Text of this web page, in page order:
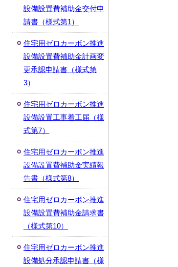
設備設置費補助金交付申
請書（様式第1）
住宅用ゼロカーボン推進
設備設置費補助金計画変
更承認申請書（様式第
3）
住宅用ゼロカーボン推進
設備設置工事着工届（様
式第7）
住宅用ゼロカーボン推進
設備設置費補助金実績報
告書（様式第8）
住宅用ゼロカーボン推進
設備設置費補助金請求書
（様式第10）
住宅用ゼロカーボン推進
設備処分承認申請書（様